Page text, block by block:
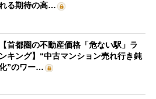
る期待の高…
【首都圏の不動産価格「危ない駅」ラ
ンキング】“中古マンション売れ行き鈍
”のワー…